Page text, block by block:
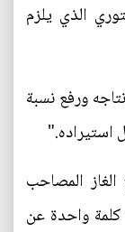
الذي يلزم
ورفع نسبة
استيراده."
الغاز المصاحب
كلمة واحدة عن